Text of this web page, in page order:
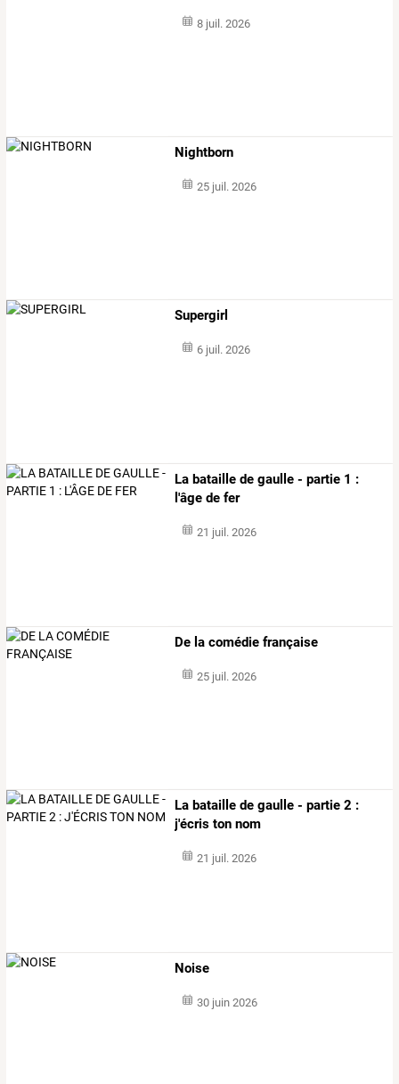
8 juil. 2026
Nightborn
25 juil. 2026
Supergirl
6 juil. 2026
La bataille de gaulle - partie 1 :
l'âge de fer
21 juil. 2026
De la comédie française
25 juil. 2026
La bataille de gaulle - partie 2 :
j'écris ton nom
21 juil. 2026
Noise
30 juin 2026